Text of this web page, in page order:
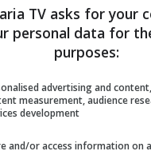
الكترونية تشعل
فرنسا
TV asks for your
personal data for
purposes:
advertising and
measurement, audience
development
and/or access information on